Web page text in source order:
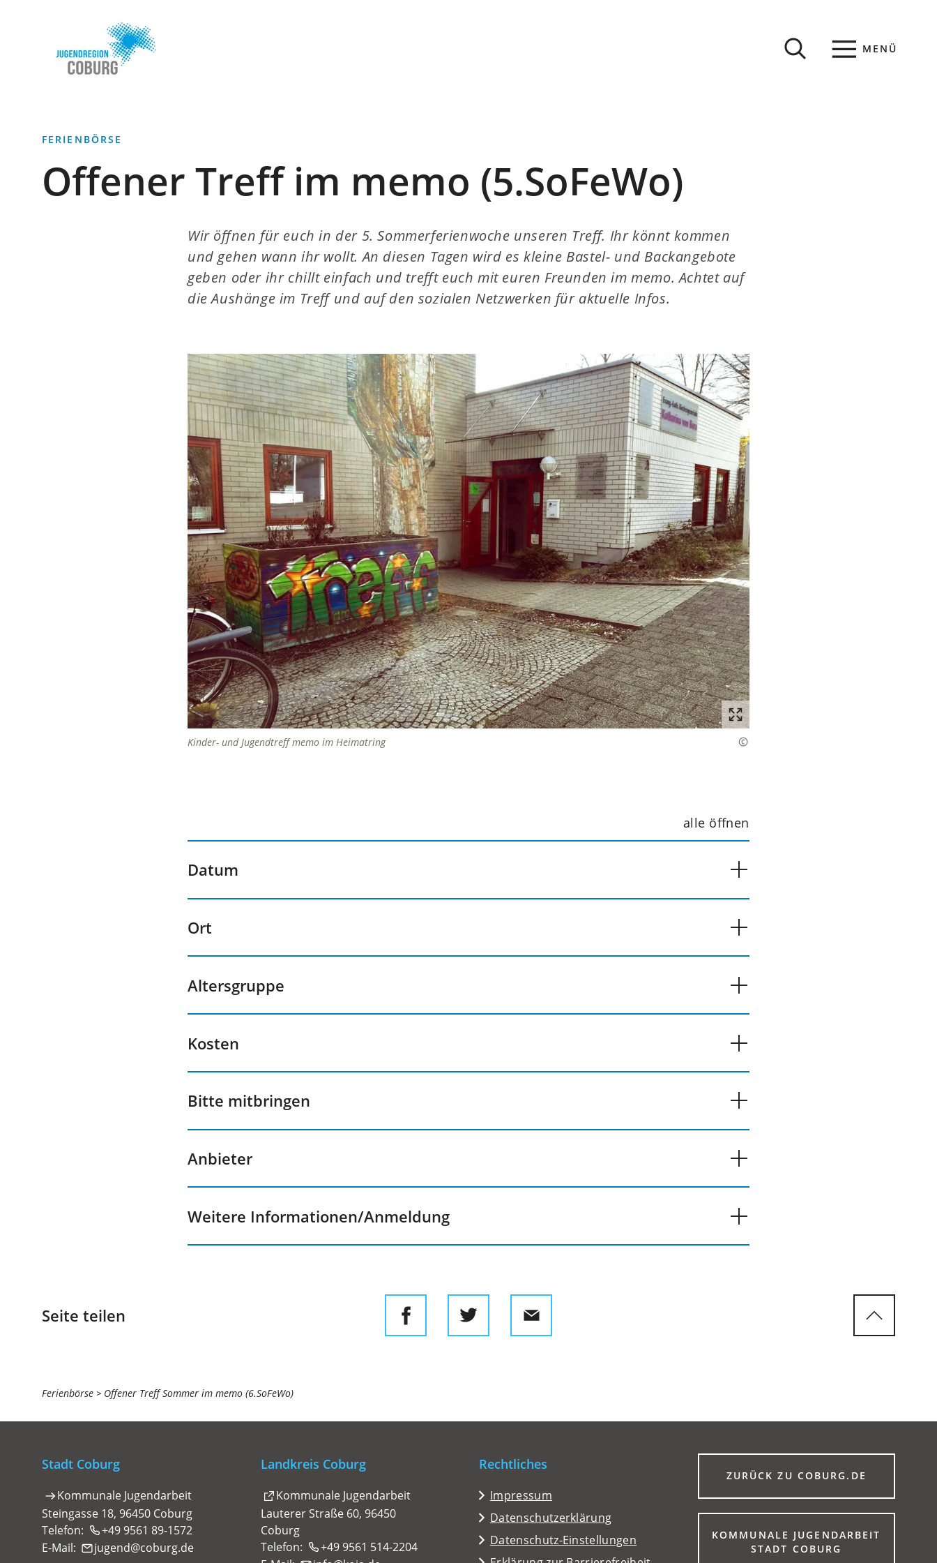
INHALT ANSPRINGEN
MENÜ
FERIENBÖRSE
Offener Treff im memo (5.SoFeWo)
Wir öffnen für euch in der 5. Sommerferienwoche unseren Treff. Ihr könnt kommen
und gehen wann ihr wollt. An diesen Tagen wird es kleine Bastel- und Backangebote
geben oder ihr chillt einfach und trefft euch mit euren Freunden im memo. Achtet auf
die Aushänge im Treff und auf den sozialen Netzwerken für aktuelle Infos.
Kinder- und Jugendtreff memo im Heimatring
alle öffnen
Datum
Ort
Altersgruppe
Kosten
Bitte mitbringen
Anbieter
Weitere Informationen/Anmeldung
Seite teilen
Sie
befinden
hier:
Ferienbörse Offener Treff Sommer im memo (6.SoFeWo)
Stadt Coburg
Kommunale Jugendarbeit
Steingasse 18, 96450 Coburg
Telefon:
+49 9561 89-1572
E-Mail:
jugend coburg de
Landkreis Coburg
Kommunale Jugendarbeit
(Öffnet
in
einem
neuen
Lauterer Straße 60, 96450
Coburg
Telefon:
+49 9561 514-2204
Rechtliches
Impressum
Datenschutzerklärung
Datenschutz-Einstellungen
ZURÜCK ZU COBURG.DE
(ÖFFNET
EINEM
NEUEN
TAB)
KOMMUNALE JUGENDARBEIT
STADT COBURG